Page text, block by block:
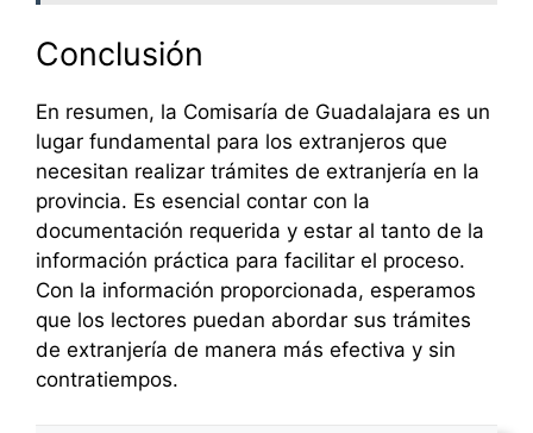
Conclusión
En resumen, la Comisaría de Guadalajara es un
lugar fundamental para los extranjeros que
necesitan realizar trámites de extranjería en la
provincia. Es esencial contar con la
documentación requerida y estar al tanto de la
información práctica para facilitar el proceso.
Con la información proporcionada, esperamos
que los lectores puedan abordar sus trámites
de extranjería de manera más efectiva y sin
contratiempos.